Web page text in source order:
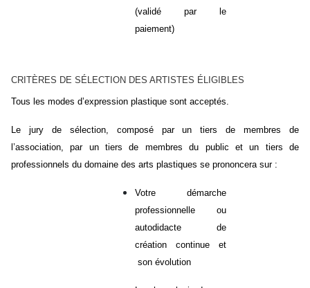
(validé par le
paiement)
CRITÈRES DE SÉLECTION DES ARTISTES ÉLIGIBLES
Tous les modes d’expression plastique sont acceptés.
Le jury de sélection, composé par un tiers de membres de
l’association, par un tiers de membres du public et un tiers de
professionnels du domaine des arts plastiques se prononcera sur :
Votre démarche
professionnelle ou
autodidacte de
création continue et
son évolution